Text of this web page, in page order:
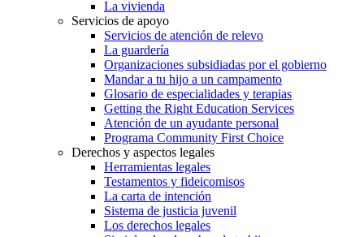
La vivienda
Servicios de apoyo
Servicios de atención de relevo
La guardería
Organizaciones subsidiadas por el gobierno
Mandar a tu hijo a un campamento
Glosario de especialidades y terapias
Getting the Right Education Services
Atención de un ayudante personal
Programa Community First Choice
Derechos y aspectos legales
Herramientas legales
Testamentos y fideicomisos
La carta de intención
Sistema de justicia juvenil
Los derechos legales